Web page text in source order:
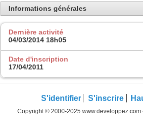
Informations générales
Dernière activité
04/03/2014 18h05
Date d'inscription
17/04/2011
S'identifier S'inscrire
Copyright © 2000-2025 www.developpez.com